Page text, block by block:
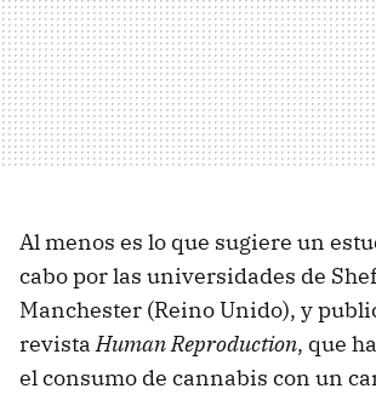
Al menos es lo que sugiere un
cabo por las universidades de
Manchester (Reino Unido), y
revistaHuman Reproduction, que
el consumo de cannabis con un